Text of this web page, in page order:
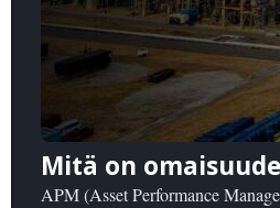
Mitä on
APM (Asset Performance